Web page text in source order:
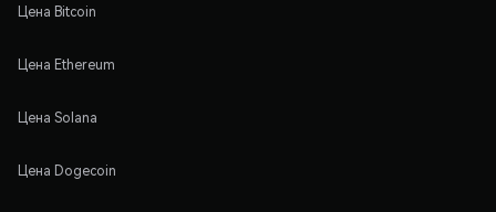
Цена Bitcoin
Цена Ethereum
Цена Solana
Цена Dogecoin